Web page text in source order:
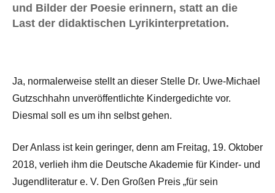
und Bilder der Poesie erinnern, statt an die
Last der didaktischen Lyrikinterpretation.
Ja, normalerweise stellt an dieser Stelle Dr. Uwe-Michael
Gutzschhahn unveröffentlichte Kindergedichte vor.
Diesmal soll es um ihn selbst gehen.
Der Anlass ist kein geringer, denn am Freitag, 19. Oktober
2018, verlieh ihm die Deutsche Akademie für Kinder- und
Jugendliteratur e. V. Den Großen Preis „für sein